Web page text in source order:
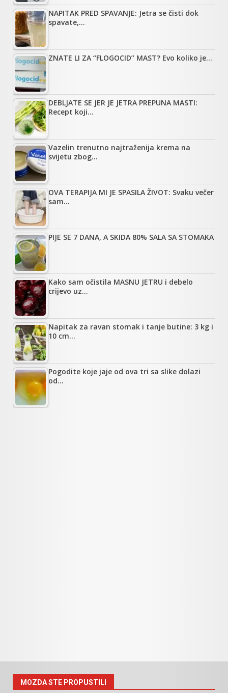
NAPITAK PRED SPAVANJE: Jetra se čisti dok
spavate,…
ZNATE LI ZA “FLOGOCID” MAST? Evo koliko je…
DEBLJATE SE JER JE JETRA PREPUNA MASTI:
Recept koji…
Vazelin trenutno najtraženija krema na
svijetu zbog…
OVA TERAPIJA MI JE SPASILA ŽIVOT: Svaku večer
sam…
PIJE SE 7 DANA, A SKIDA 80% SALA SA STOMAKA
Kako sam očistila MASNU JETRU i debelo
crijevo uz…
Napitak za ravan stomak i tanje butine: 3 kg i
10 cm…
Pogodite koje jaje od ova tri sa slike dolazi
od…
MOZDA STE PROPUSTILI